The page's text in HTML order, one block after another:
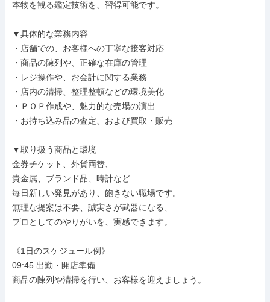
本物を観る鑑定技術を、習得可能です。
▼具体的な業務内容
・店舗での、お客様への丁寧な接客対応
・商品の陳列や、正確な在庫の管理
・レジ操作や、お会計に関する業務
・店内の清掃、整理整頓などの環境美化
・ＰＯＰ作成や、魅力的な売場の演出
・お持ち込み品の査定、および買取・販売
▼取り扱う商品と環境
金券チケット、外貨両替、
貴金属、ブランド品、時計など
毎日新しい発見があり、飽きない職場です。
無理な提案は不要、誠実さが武器になる、
プロとしてのやりがいを、実感できます。
《1日のスケジュール例》
09:45 出勤・開店準備
商品の陳列や清掃を行い、お客様を迎えましょう。